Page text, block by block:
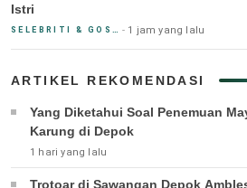
Istri
1 jam yang lalu
ARTIKEL REKOMENDASI
Yang Diketahui Soal Penemuan
Karung di Depok
1 hari yang lalu
Trotoar di Sawangan Depok